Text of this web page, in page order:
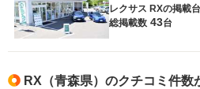
レクサス RXの掲載
総掲載数 43台
RX（青森県）のクチコミ件数